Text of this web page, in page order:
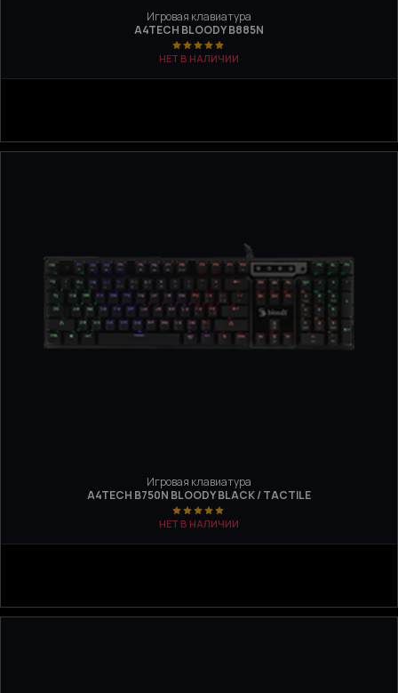
Игровая клавиатура
A4TECH BLOODY B885N
НЕТ В НАЛИЧИИ
Игровая клавиатура
A4TECH B750N BLOODY BLACK / TACTILE
НЕТ В НАЛИЧИИ